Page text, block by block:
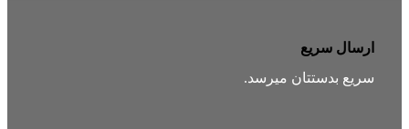
ارسال سریع
سریع بدستتان میرسد.